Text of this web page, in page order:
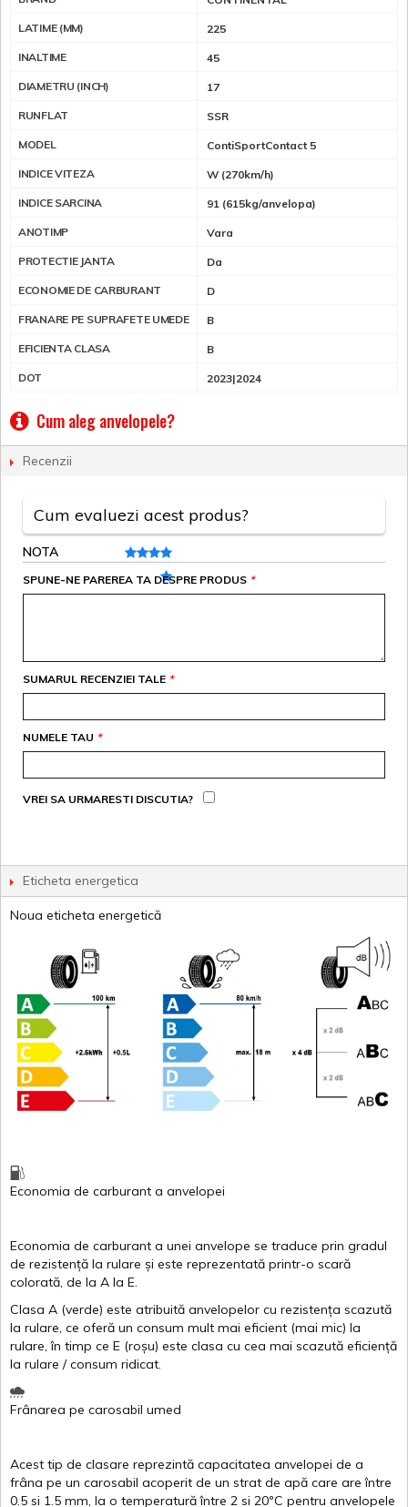
LATIME (MM) 225
INALTIME 45
DIAMETRU (INCH) 17
RUNFLAT SSR
MODEL ContiSportContact 5
INDICE VITEZA W (270km/h)
INDICE SARCINA 91 (615kg/anvelopa)
ANOTIMP Vara
PROTECTIE JANTA Da
ECONOMIE DE CARBURANT D
FRANARE PE SUPRAFETE UMEDE B
EFICIENTA CLASA B
DOT 2023|2024
Cum aleg anvelopele?
Recenzii
Cum evaluezi acest produs?
NOTA
*
SPUNE-NE PAREREA TA DESPRE PRODUS
*
SUMARUL RECENZIEI TALE
*
NUMELE TAU
VREI SA URMARESTI DISCUTIA?
Eticheta energetica
Noua eticheta energetică
Economia de carburant a anvelopei
Economia de carburant a unei anvelope se traduce prin gradul
de rezistență la rulare și este reprezentată printr-o scară
colorată, de la A la E.
Clasa A (verde) este atribuită anvelopelor cu rezistența scazută
la rulare, ce oferă un consum mult mai eficient (mai mic) la
rulare,în timp ce E (roșu) este clasa cu cea mai scazută eficiență
la rulare /consum ridicat.
Frânarea pe carosabil umed
Acest tip de clasare reprezintă capacitatea anvelopei de a
frâna pe un carosabil acoperit de un strat de apă care areîntre
0.5 si 1.5 mm, la o temperatură între 2 si 20ºC pentru anvelopele